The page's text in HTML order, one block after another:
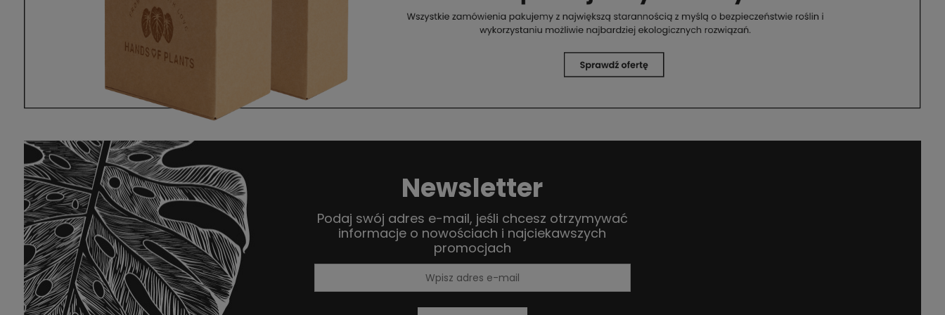
Newsletter
Podaj swój adres e-mail, jeśli chcesz otrzymywać
informacje o nowościach i najciekawszych
promocjach